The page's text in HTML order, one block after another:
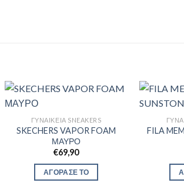
ΓΥΝΑΙΚΕΊΑ SNEAKERS
SKECHERS VAPOR FOAM
ΜΑΥΡΟ
€69,90
ΑΓΟΡΑΣΕ ΤΟ
FILA